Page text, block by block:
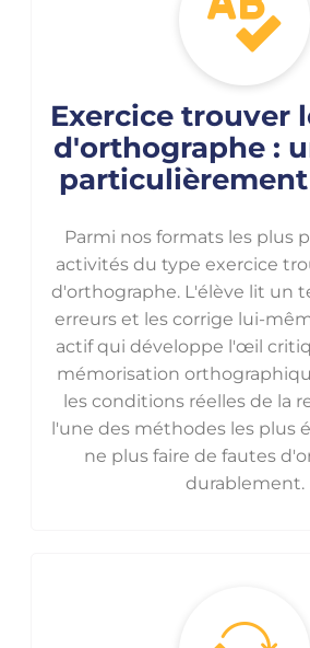
Exercice trouver
d'orthographe :
Parmi nos formats les plus
activités du type exercice
d'orthographe. L'élève lit un
erreurs et les corrige lui-
actif qui développe l'œil
mémorisation
les conditions réelles de la
l'une des méthodes les plus
ne plus faire de fautes
durablement.